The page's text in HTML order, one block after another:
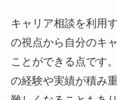
キャリア相談を利用
の視点から自分のキ
ことができる点です
の経験や実績が積み